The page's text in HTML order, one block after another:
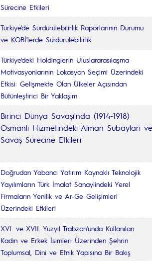
Sürecine Etkileri
Türkiye'de Sürdürülebilirlik Raporlarının Durumu
ve KOBİ'lerde Sürdürülebilirlik
Türkiye'deki Holdinglerin Uluslararasılaşma
Motivasyonlarının Lokasyon Seçimi Üzerindeki
Etkisi: Gelişmekte Olan Ülkeler Açısından
Bütünleştirici Bir Yaklaşım
Birinci Dünya Savaşı'nda (1914-1918)
Osmanlı Hizmetindeki Alman Subayları ve
Savaş Sürecine Etkileri
Doğrudan Yabancı Yatırım Kaynaklı Teknolojik
Yayılımların Türk İmalat Sanayiindeki Yerel
Firmaların Yenilik ve Ar-Ge Gelişimleri
Üzerindeki Etkileri
XVI. ve XVII. Yüzyıl Trabzon'unda Kullanılan
Kadın ve Erkek İsimleri Üzerinden Şehrin
Toplumsal, Dini ve Etnik Yapısına Bir Bakış